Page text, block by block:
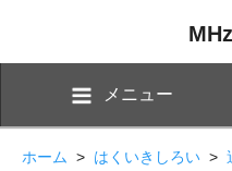
メニュー
ホーム > はくいきしろい >